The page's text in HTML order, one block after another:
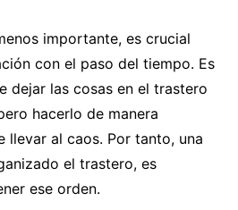
importante, es crucial
con el paso del tiempo. Es
dejar las cosas en el trastero
hacerlo de manera
llevar al caos. Por tanto, una
el trastero, es
ese orden.